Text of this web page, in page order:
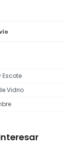
Escote
Vidrio